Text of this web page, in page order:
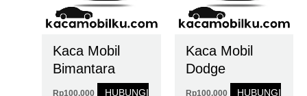
Kaca Mobil
Bimantara
Rp100.000
HUBUNGI
Kaca Mobil
Dodge
Rp100.000
HUBUNGI